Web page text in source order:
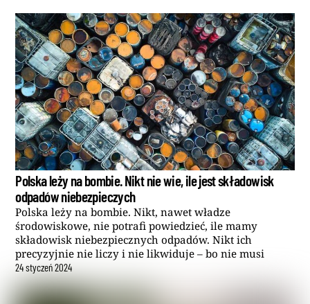
Polska leży na bombie. Nikt nie wie, ile jest składowisk
odpadów niebezpieczych
Polska leży na bombie. Nikt, nawet władze
środowiskowe, nie potrafi powiedzieć, ile mamy
składowisk niebezpiecznych odpadów. Nikt ich
precyzyjnie nie liczy i nie likwiduje – bo nie musi
24styczeń2024